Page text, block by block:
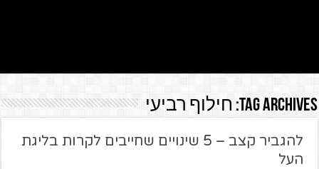
Tag Archives: חילוף רביעי
להגביר קצב – 5 שינויים שחייבים לקרות בליגת
העל